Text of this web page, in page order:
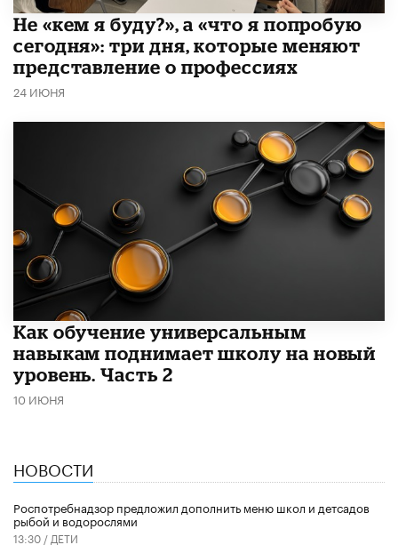
Не «кем я буду?», а «что я попробую
сегодня»: три дня, которые меняют
представление о профессиях
24 ИЮНЯ
​Как обучение универсальным
навыкам поднимает школу на новый
уровень. Часть 2
10 ИЮНЯ
НОВОСТИ
Роспотребнадзор предложил дополнить меню школ и детсадов
рыбой и водорослями
13:30 / ДЕТИ